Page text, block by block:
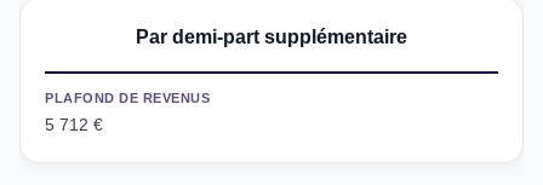
Par demi-part supplémentaire
PLAFOND DE REVENUS
5 712 €